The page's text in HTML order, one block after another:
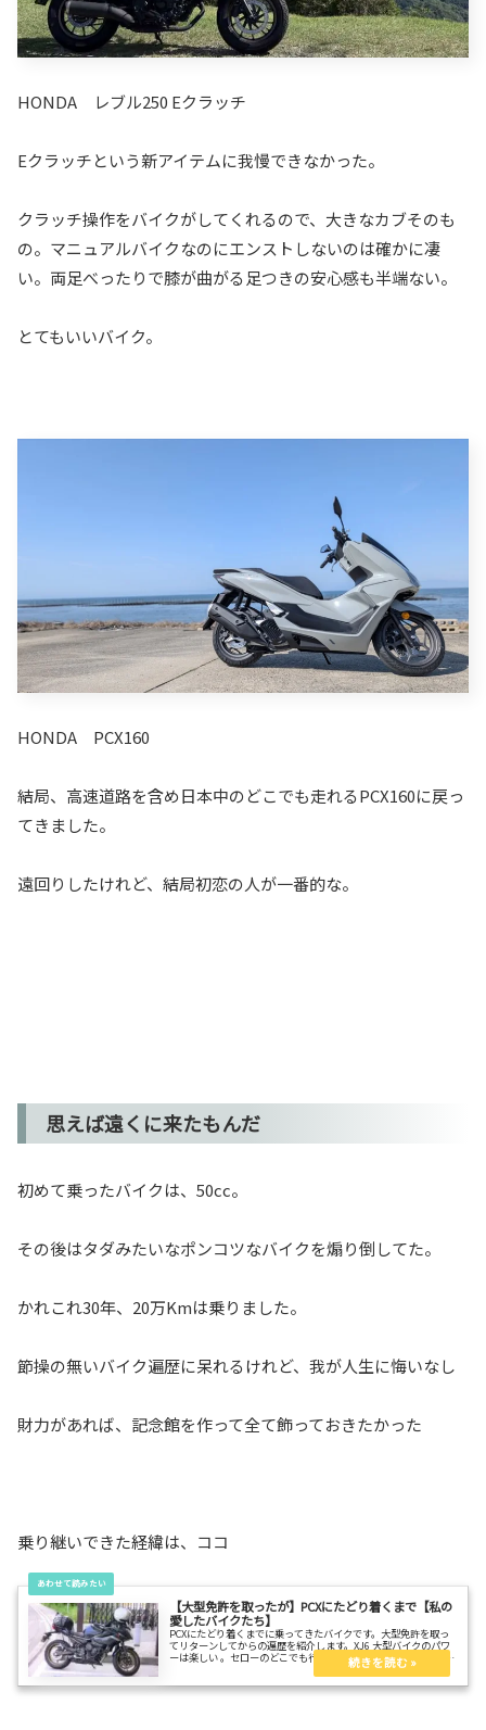
HONDA レブル250 Eクラッチ
Eクラッチという新アイテムに我慢できなかった。
クラッチ操作をバイクがしてくれるので、大きなカブそのも
の。マニュアルバイクなのにエンストしないのは確かに凄
い。両足べったりで膝が曲がる足つきの安心感も半端ない。
とてもいいバイク。
HONDA PCX160
結局、高速道路を含め日本中のどこでも走れるPCX160に戻っ
てきました。
遠回りしたけれど、結局初恋の人が一番的な。
思えば遠くに来たもんだ
初めて乗ったバイクは、50cc。
その後はタダみたいなポンコツなバイクを煽り倒してた。
かれこれ30年、20万Kmは乗りました。
節操の無いバイク遍歴に呆れるけれど、我が人生に悔いなし
財力があれば、記念館を作って全て飾っておきたかった
乗り継いできた経緯は、ココ
【大型免許を取ったが】PCXにたどり着くまで【私の
愛したバイクたち】
PCXにたどり着くまでに乗ってきたバイクです。大型免許を取っ
てリターンしてからの遍歴を紹介します。XJ6 大型バイクのパワ
ーは楽しい 。セローのどこでも行ける感は楽しい。Ninja250SL
のコーナリングは楽しい。どれも楽しいバイクでした。